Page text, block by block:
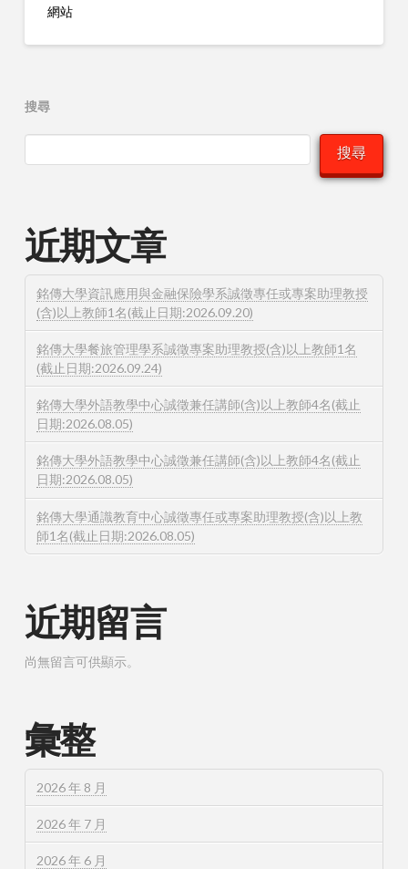
網站
搜尋
搜尋
近期文章
銘傳大學資訊應用與金融保險學系誠徵專任或專案助理教授
(含)以上教師1名(截止日期:2026.09.20)
銘傳大學餐旅管理學系誠徵專案助理教授(含)以上教師1名
(截止日期:2026.09.24)
銘傳大學外語教學中心誠徵兼任講師(含)以上教師4名(截止
日期:2026.08.05)
銘傳大學外語教學中心誠徵兼任講師(含)以上教師4名(截止
日期:2026.08.05)
銘傳大學通識教育中心誠徵專任或專案助理教授(含)以上教
師1名(截止日期:2026.08.05)
近期留言
尚無留言可供顯示。
彙整
2026 年 8 月
2026 年 7 月
2026 年 6 月